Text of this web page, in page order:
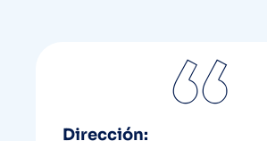
Dirección: